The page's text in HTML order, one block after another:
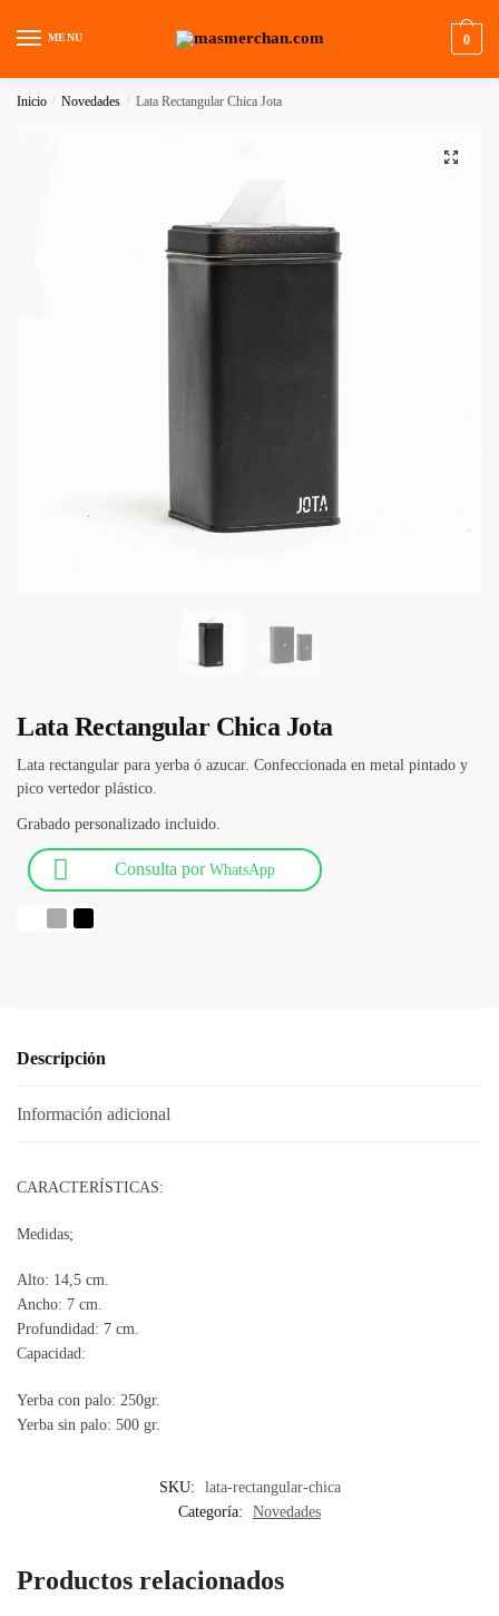
MENU 0
Inicio / Novedades / Lata Rectangular Chica Jota
🔍
Lata Rectangular Chica Jota
Lata rectangular para yerba ó azucar. Confeccionada en metal pintado y
pico vertedor plástico.
Grabado personalizado incluido.
Consulta por WhatsApp
Descripción
Información adicional
CARACTERÍSTICAS:
Medidas;
Alto: 14,5 cm.
Ancho: 7 cm.
Profundidad: 7 cm.
Capacidad:
Yerba con palo: 250gr.
Yerba sin palo: 500 gr.
SKU:
lata-rectangular-chica
Categoría:
Novedades
Productos relacionados